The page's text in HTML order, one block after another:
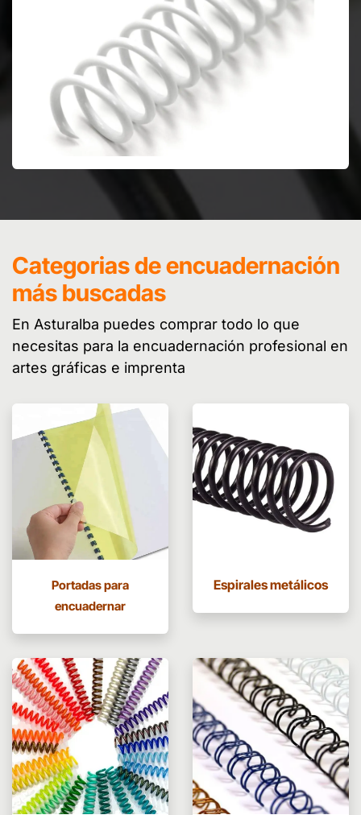
Categorias de encuadernación
más buscadas
En Asturalba puedes comprar todo lo que
necesitas para la encuadernación profesional en
artes gráficas e imprenta
Portadas para
encuadernar
Espirales metálicos